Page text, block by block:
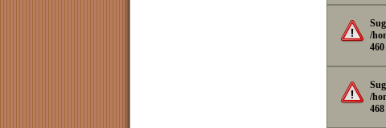
/
460
/
468